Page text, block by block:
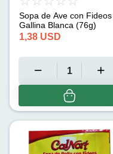
Sopa de Ave con Fideos
Gallina Blanca (76g)
1,38 USD